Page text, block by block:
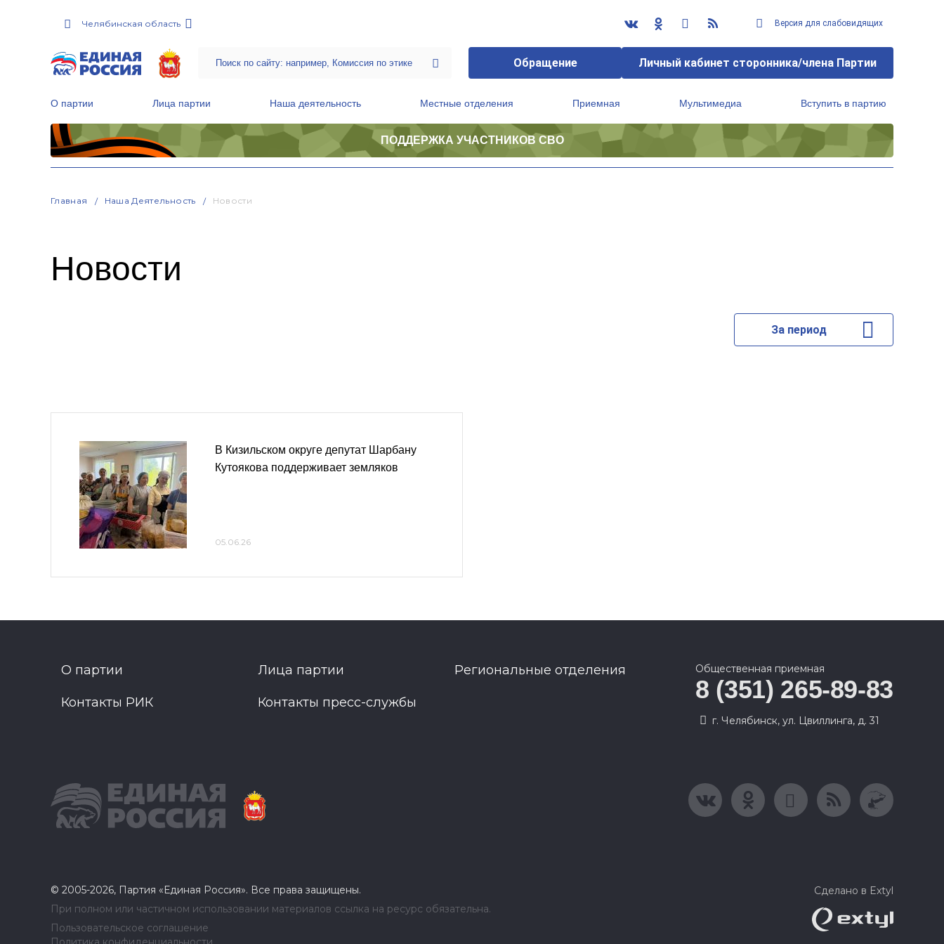
Челябинская область Версия для слабовидящих
Обращение Личный кабинет сторонника/члена Партии
О партии Лица партии Наша деятельность Местные отделения Приемная Мультимедиа Вступить в партию
ПОДДЕРЖКА УЧАСТНИКОВ СВО
Главная Наша Деятельность Новости
Новости
За период
В Кизильском округе депутат Шарбану
Кутоякова поддерживает земляков
05.06.26
О партии Лица партии Региональные отделения
Контакты РИК Контакты пресс-службы
Общественная приемная
8 (351) 265-89-83
г. Челябинск, ул. Цвиллинга, д. 31
© 2005-2026, Партия «Единая Россия». Все права защищены.
При полном или частичном использовании материалов ссылка на ресурс обязательна.
Пользовательское соглашение
Сделано в Extyl